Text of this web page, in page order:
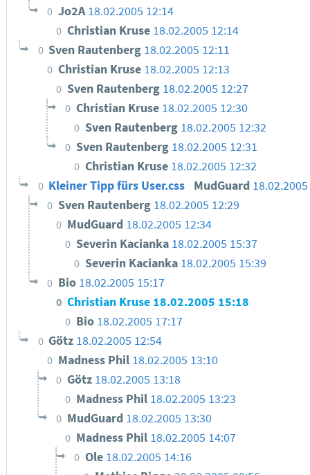
0 Jo2A18.02.2005 12:14
0 Christian Kruse 18.02.2005 12:14
0 Sven Rautenberg 18.02.2005 12:11
0 Christian Kruse 18.02.2005 12:13
0 Sven Rautenberg 18.02.2005 12:27
0 Christian Kruse 18.02.2005 12:30
0 Sven Rautenberg 18.02.2005 12:32
0 Sven Rautenberg 18.02.2005 12:31
0 Christian Kruse 18.02.2005 12:32
0 Kleiner Tipp fürs User.css MudGuard
0 Sven Rautenberg 18.02.2005 12:29
0 MudGuard 18.02.2005 12:34
0 Severin Kacianka 18.02.2005 15:37
0 Severin Kacianka 18.02.2005 15:39
0 Bio 18.02.2005 15:17
0 Christian Kruse 18.02.2005 15:18
0 Bio 18.02.2005 17:17
0 Götz 18.02.2005 12:54
0 Madness Phil 18.02.2005 13:10
0 Götz 18.02.2005 13:18
0 Madness Phil 18.02.2005 13:23
0 MudGuard 18.02.2005 13:30
0 Madness Phil 18.02.2005 14:07
0 Ole 18.02.2005 14:16